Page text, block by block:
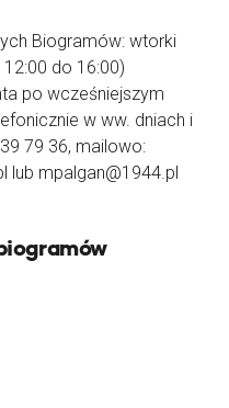
Biogramów: wtorki
do 16:00)
po wcześniejszym
w ww. dniach i
79 36, mailowo:
lub mpalgan@1944.pl